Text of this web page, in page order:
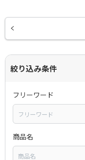
絞り込み条件
フリーワード
商品名